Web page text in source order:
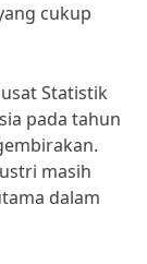
cukup
Statistik
pada tahun
masih
dalam